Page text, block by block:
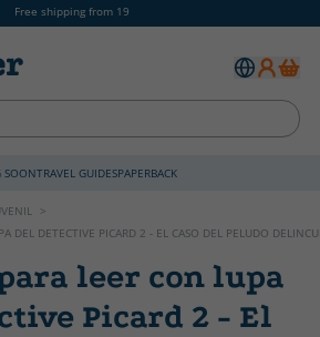
Free shipping from 19
SOONTRAVEL GUIDESPAPERBACK
DEL DETECTIVE PICARD 2 - EL CASO DEL PELUDO
leer con lupa
Picard 2 - El